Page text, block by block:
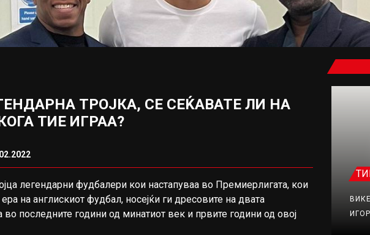
ТРОЈКА, СЕ СЕЌАВАТЕ ЛИ НА
ТИЕ ИГРАА?
легендарни фудбалери кои настапуваа во Премиерлигата, кои
на англискиот фудбал, носејќи ги дресовите на двата
во последните години од минатиот век и првите години од овој
КАРАГЕР: БЕВ УБЕДЕН ДЕКА САЛАХ ЌЕ
ПОТПИШЕ ЗА МИЛАН ИЛИ ЈУВЕНТУС